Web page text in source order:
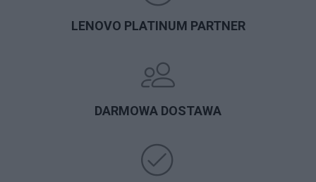
LENOVO PLATINUM PARTNER
DARMOWA DOSTAWA